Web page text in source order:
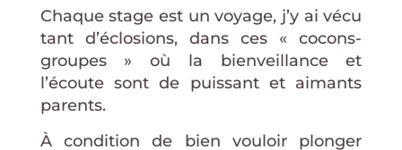
Chaque stage est un voyage, j’y ai vécu
tant d’éclosions, dans ces « cocons-
groupes » où la bienveillance et
l’écoute sont de puissant et aimants
parents.
À condition de bien vouloir plonger